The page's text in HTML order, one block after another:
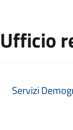
Ufficio
Servizi